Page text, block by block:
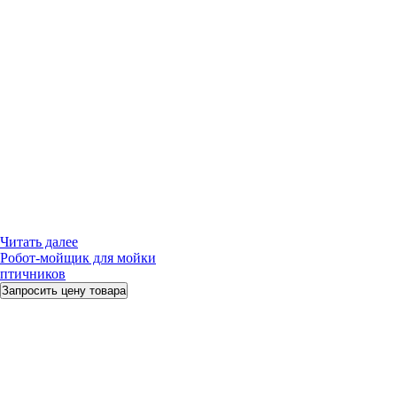
Читать далее
Робот-мойщик для мойки
птичников
Запросить цену товара